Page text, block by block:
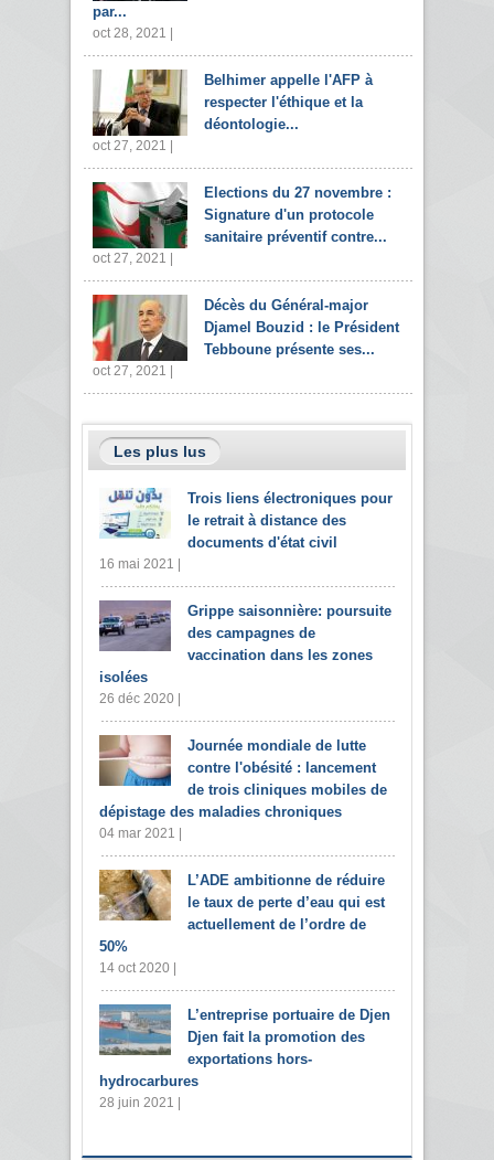
par...
oct 28, 2021 |
Belhimer appelle l'AFP à
respecter l'éthique et la
déontologie...
oct 27, 2021 |
Elections du 27 novembre :
Signature d'un protocole
sanitaire préventif contre...
oct 27, 2021 |
Décès du Général-major
Djamel Bouzid : le Président
Tebboune présente ses...
oct 27, 2021 |
Les plus lus
Trois liens électroniques pour
le retrait à distance des
documents d'état civil
16 mai 2021 |
Grippe saisonnière: poursuite
des campagnes de
vaccination dans les zones
isolées
26 déc 2020 |
Journée mondiale de lutte
contre l'obésité : lancement
de trois cliniques mobiles de
dépistage des maladies chroniques
04 mar 2021 |
L’ADE ambitionne de réduire
le taux de perte d’eau qui est
actuellement de l’ordre de
50%
14 oct 2020 |
L’entreprise portuaire de Djen
Djen fait la promotion des
exportations hors-
hydrocarbures
28 juin 2021 |